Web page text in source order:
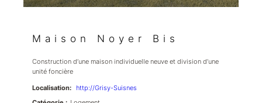
Maison Noyer Bis
Construction d’une maison individuelle neuve et division d’une
unité foncière
Localisation:
http://Grisy-Suisnes